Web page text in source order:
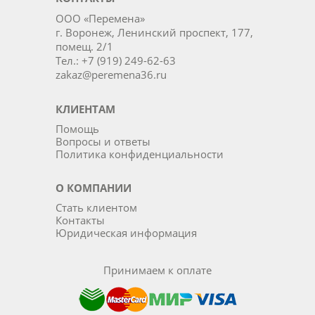
ООО «Перемена»
г. Воронеж, Ленинский проспект, 177,
помещ. 2/1
Тел.: +7 (919) 249-62-63
zakaz@peremena36.ru
КЛИЕНТАМ
Помощь
Вопросы и ответы
Политика конфиденциальности
О КОМПАНИИ
Стать клиентом
Контакты
Юридическая информация
Принимаем к оплате